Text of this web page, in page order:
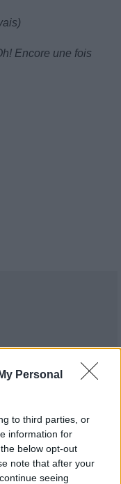
Personal
to third parties, or
information for
below opt-out
note that after your
seeing
Encore une fois